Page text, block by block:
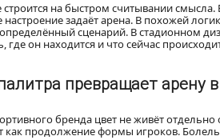
на быстром считывании
настроение задаёт арена. В похожей
сценарий. В стадионном
где он находится и что сейчас
превращает
бренда цвет не живёт
как продолжение формы игроков.